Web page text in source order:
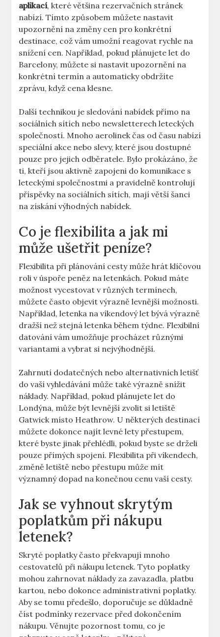
aplikací, které většina rezervačních stránek
nabízí. Tímto způsobem můžete nastavit
upozornění na změny cen pro konkrétní
destinace, což vám umožní reagovat rychle na
snížení cen. Například, pokud plánujete let do
Barcelony, můžete si nastavit upozornění na
konkrétní termín a automaticky obdržíte
zprávu, když cena klesne.
Další technikou je sledování nabídek přímo na
sociálních sítích nebo newsletterech leteckých
společností. Mnoho aerolinek čas od času nabízí
speciální akce nebo slevy, které jsou dostupné
pouze pro jejich odběratele. Bylo prokázáno, že
ti, kteří jsou aktivně zapojeni do komunikace s
leteckými společnostmi a pravidelně kontrolují
příspěvky na sociálních sítích, mají větší šanci
na získání výhodných nabídek.
Co je flexibilita a jak mi
může ušetřit peníze?
Flexibilita při plánování cesty může hrát klíčovou
roli v úspoře peněz na letenkách. Pokud máte
možnost vycestovat v různých termínech,
můžete často objevit výrazně levnější možnosti.
Například, letenka na víkendový let bývá výrazně
dražší než stejná letenka během týdne. Flexibilní
datování vám umožňuje procházet různými
variantami a vybrat si nejvýhodnější.
Zahrnutí dodatečných nebo alternativních letišť
do vaší vyhledávání může také výrazně snížit
náklady. Například, pokud plánujete let do
Londýna, může být levnější zvolit si letiště
Gatwick místo Heathrow. U některých destinací
můžete dokonce najít levné lety přestupem,
které byste jinak přehlédli, pokud byste se drželi
pouze přímých spojení. Flexibilita při víkendech,
změně letiště nebo přestupu může mít
významný dopad na konečnou cenu vaší cesty.
Jak se vyhnout skrytým
poplatkům při nákupu
letenek?
Skryté poplatky často překvapují mnoho
cestovatelů při nákupu letenek. Tyto poplatky
mohou zahrnovat náklady za zavazadla, platbu
kartou, nebo dokonce administrativní poplatky.
Aby se tomu předešlo, doporučuje se důkladně
číst podmínky rezervace před dokončením
nákupu. Věnujte pozornost tomu, co je